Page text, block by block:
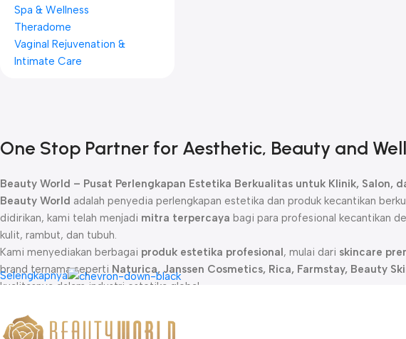
Spa & Wellness
Theradome
Vaginal Rejuvenation &
Intimate Care
One Stop Partner for Aesthetic, Beauty and
Beauty World – Pusat Perlengkapan Estetika Berkualitas untuk Klinik, Salon,
Beauty World adalah penyedia perlengkapan estetika dan produk kecantikan
didirikan, kami telah menjadi mitra terpercaya bagi para profesional kecantikan
kulit, rambut, dan tubuh.
Kami menyediakan berbagai produk estetika profesional, mulai dari skincare
brand ternama seperti Naturica, Janssen Cosmetics, Rica, Farmstay, Beauty
kualitasnya dalam industri estetika global.
meningkatkan kualitas layanan kecantikan Anda. Beauty World juga menawarkan
Selengkapnya